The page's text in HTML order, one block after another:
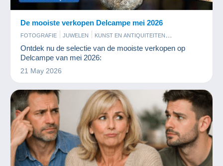
De mooiste verkopen Delcampe mei 2026
FOTOGRAFIE JUWELEN
KUNST EN ANTIQUITEITEN
MUNTEN EN BANKBILJETTEN
PARFUM
POSTKAARTEN
POSTZEGELS
Ontdek nu de selectie van de mooiste verkopen op
Delcampe van mei 2026:
21 May 2026